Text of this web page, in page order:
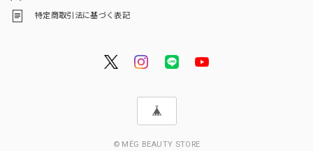
特定商取引法に基づく表記
© MËG BEAUTY STORE